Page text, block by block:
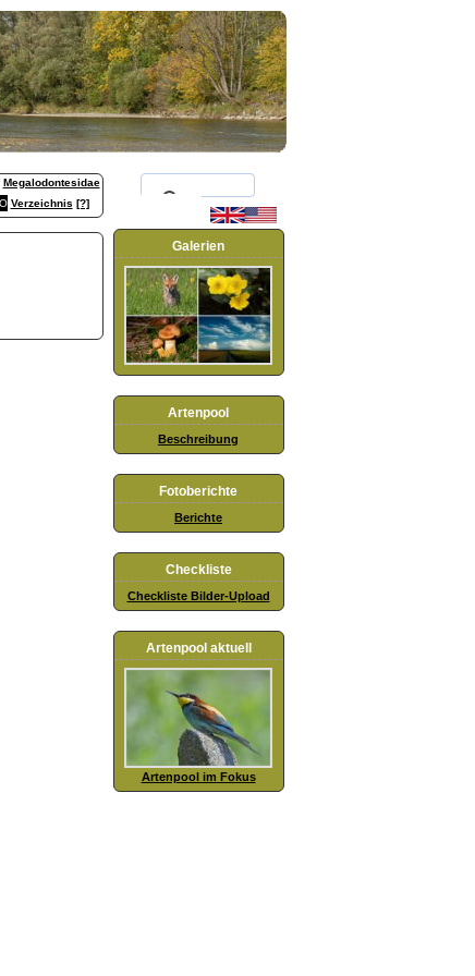
Megalodontesidae
Verzeichnis [?]
Galerien
Artenpool
Beschreibung
Fotoberichte
Berichte
Checkliste
Checkliste Bilder-Upload
Artenpool aktuell
Artenpool im Fokus